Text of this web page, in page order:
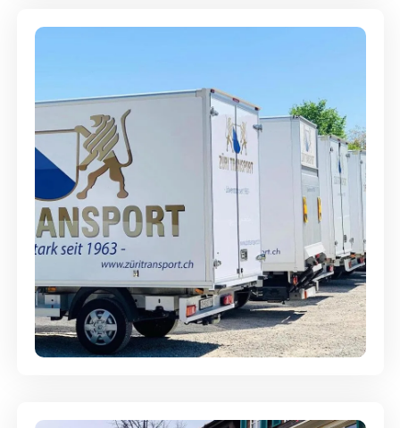
Möbellagerung - Alles sicher
aufbewahrt